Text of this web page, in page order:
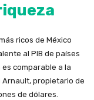
ricos de México
al PIB de países
comparable a la
propietario de
de dólares.